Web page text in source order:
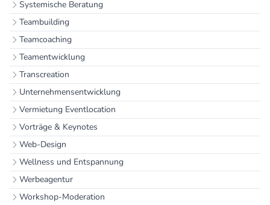
Systemische Beratung
Teambuilding
Teamcoaching
Teamentwicklung
Transcreation
Unternehmensentwicklung
Vermietung Eventlocation
Vorträge & Keynotes
Web-Design
Wellness und Entspannung
Werbeagentur
Workshop-Moderation